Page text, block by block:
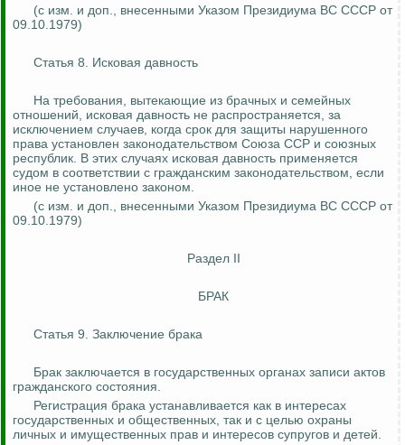
(с изм. и доп., внесенными Указом Президиума ВС СССР от
09.10.1979)
Статья 8. Исковая давность
На требования, вытекающие из брачных и семейных
отношений, исковая давность не распространяется, за
исключением случаев, когда срок для защиты нарушенного
права установлен законодательством Союза ССР и союзных
республик. В этих случаях исковая давность применяется
судом в соответствии с гражданским законодательством, если
иное не установлено законом.
(с изм. и доп., внесенными Указом Президиума ВС СССР от
09.10.1979)
Раздел II
БРАК
Статья 9. Заключение брака
Брак заключается в государственных органах записи актов
гражданского состояния.
Регистрация брака устанавливается как в интересах
государственных и общественных, так и с целью охраны
личных и имущественных прав и интересов супругов и детей.